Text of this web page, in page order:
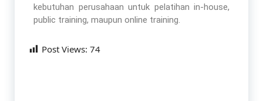
kebutuhan perusahaan untuk pelatihan in-house,
public training, maupun online training.
Post Views: 74